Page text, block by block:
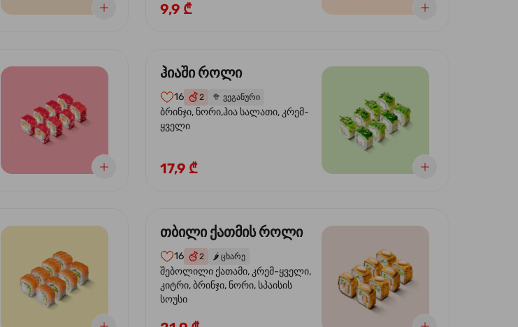
9,9 ₾
ჰიაში როლი
16 2 🥦 ვეგანური
ბრინჯი, ნორი,ჰია სალათი, კრემ-
ყველი
17,9 ₾
თბილი ქათმის როლი
16 2 🌶️ ცხარე
შებოლილი ქათამი, კრემ-ყველი,
კიტრი, ბრინჯი, ნორი, სპაისის
სოუსი